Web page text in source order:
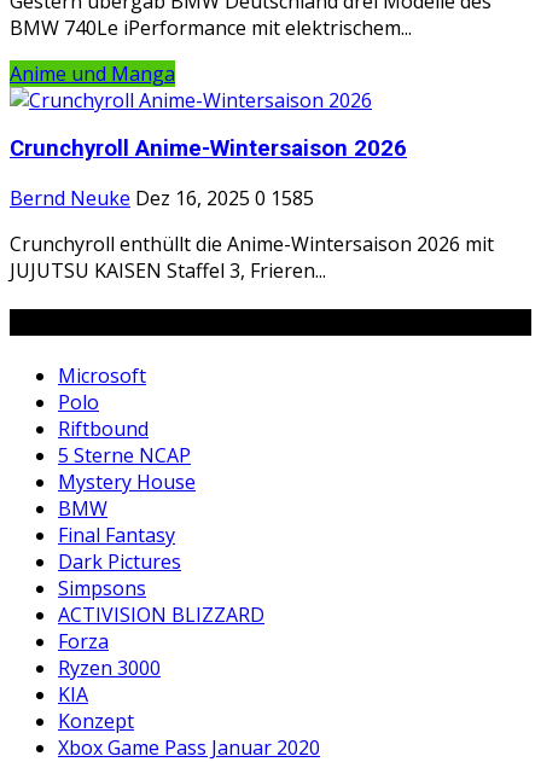
BMW 740Le iPerformance mit elektrischem...
Anime und Manga
Crunchyroll Anime-Wintersaison 2026
Bernd Neuke Dez 16, 2025 0 1585
Crunchyroll enthüllt die Anime-Wintersaison 2026 mit
JUJUTSU KAISEN Staffel 3, Frieren...
Microsoft
Polo
Riftbound
5 Sterne NCAP
Mystery House
BMW
Final Fantasy
Dark Pictures
Simpsons
ACTIVISION BLIZZARD
Forza
Ryzen 3000
KIA
Konzept
Xbox Game Pass Januar 2020